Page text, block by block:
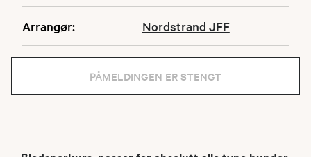
Arrangør: Nordstrand JFF
PÅMELDINGEN ER STENGT